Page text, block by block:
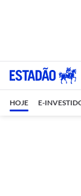
HOJE E-